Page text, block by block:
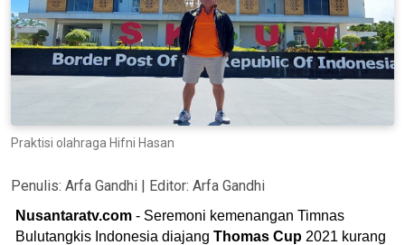
Praktisi olahraga Hifni Hasan
Penulis: Arfa Gandhi | Editor: Arfa Gandhi
Nusantaratv.com - Seremoni kemenangan Timnas
Bulutangkis Indonesia diajang Thomas Cup 2021 kurang